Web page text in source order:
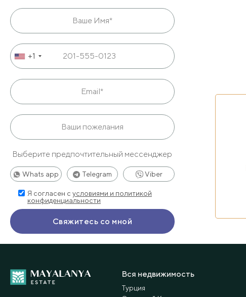
+1
Выберите предпочтительный мессенджер
Whats app Telegram Viber
Я согласен с условиями и политикой
конфиденциальности
Вся недвижимость
Турция